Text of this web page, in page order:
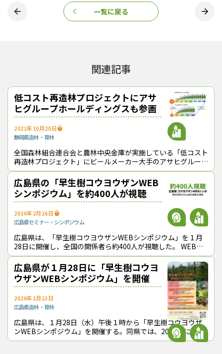
森林×脱炭素チャレンジ2022
入りました！ これからも皆様の手となり足
となり、最新の耳寄り情報をお届けしてまい
ります。
一覧に戻る
関連記事
低コスト再造林プロジェクトにアサ
ヒグループホールディングスも参画
2021年10月20日
静岡県造林・育林
全国森林組合連合会と農林中央金庫が実施している「低コスト
再造林プロジェクト」にビールメーカー大手のアサヒグループ
ホールディングス（株）（東京都墨田区、勝木敦志社長）が参
画した（10月20日に発表）。
広島県の「早生樹コウヨウザンWEB
シンポジウム」を約400人が視聴
2026年2月16日
広島県セミナー・シンポジウム
広島県は、「早生樹コウヨウザンWEBシンポジウム」を１月
28日に開催し、全国の関係者ら約400人が視聴した。 WEBシ
ンポジウムを約400人が視聴した 10年前からコウヨウザンの
本格的な
広島県が１月28日に「早生樹コウヨ
ウザンWEBシンポジウム」を開催
2026年1月13日
広島県造林・育林
広島県は、１月28日（水）午後１時から「早生樹コウヨウザ
ンWEBシンポジウム」を開催する。同県では、2016年に全国
に先駆けてコウヨウザンの造林を本格的に開始して今年10年